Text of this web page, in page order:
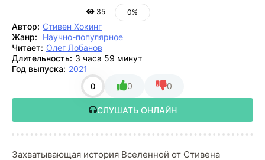
35 0%
Автор: Стивен Хокинг
Жанр:
Научно-популярное
Читает: Олег Лобанов
Длительность: 3 часа 59 минут
Год выпуска: 2021
0 0 0
СЛУШАТЬ ОНЛАЙН
Захватывающая история Вселенной от Стивена